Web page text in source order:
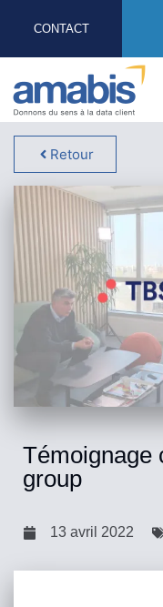
CONTACT
Retour
Témoignage
group
13 avril 2022